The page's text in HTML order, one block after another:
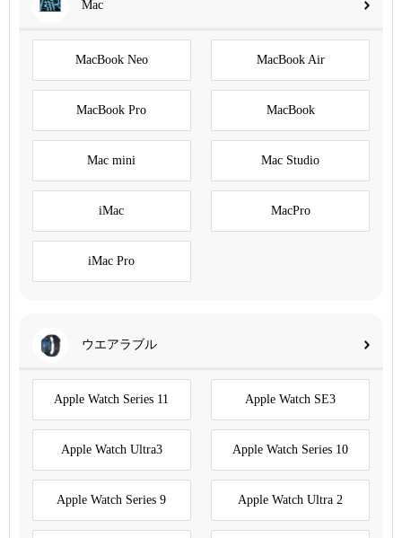
Mac
MacBook Neo MacBook Air
MacBook Pro MacBook
Mac mini Mac Studio
iMac MacPro
iMac Pro
ウエアラブル
Apple Watch Series 11 Apple Watch SE3
Apple Watch Ultra3 Apple Watch Series 10
Apple Watch Series 9 Apple Watch Ultra 2